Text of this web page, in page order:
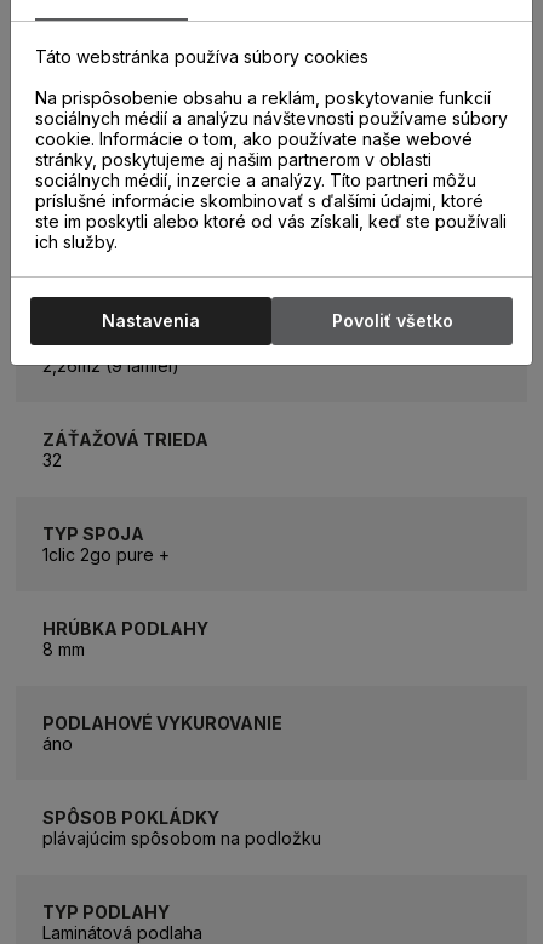
KATEGÓRIA
KOLEKCIA
Premium
ROZMER LAMELY
ROZMER BALÍKA
2,26m2 (9 lamiel)
ZÁŤAŽOVÁ TRIEDA
32
TYP SPOJA
1clic 2go pure +
HRÚBKA PODLAHY
8 mm
PODLAHOVÉ VYKUROVANIE
áno
SPÔSOB POKLÁDKY
plávajúcim spôsobom na podložku
TYP PODLAHY
Laminátová podlaha
Táto webstránka používa súbory cookies
Na prispôsobenie obsahu a reklám, poskytovanie funkcií
sociálnych médií a analýzu návštevnosti používame súbory
cookie. Informácie o tom, ako používate naše webové
stránky, poskytujeme aj našim partnerom v oblasti
sociálnych médií, inzercie a analýzy. Títo partneri môžu
príslušné informácie skombinovať s ďalšími údajmi, ktoré
ste im poskytli alebo ktoré od vás získali, keď ste používali
ich služby.
Nastavenia Povoliť všetko